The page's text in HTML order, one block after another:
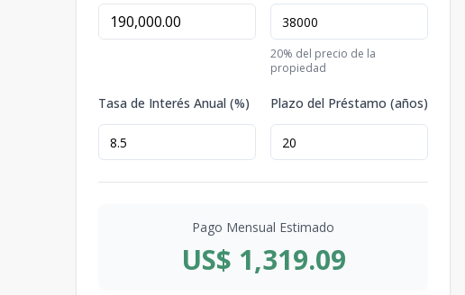
20% del precio de la
propiedad
Tasa de Interés Anual (%) Plazo del Préstamo (años)
Pago Mensual Estimado
US$ 1,319.09